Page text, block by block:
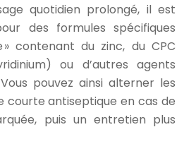
quotidien prolongé, il est
des formules spécifiques
» contenant du zinc, du CPC
ou d’autres agents
pouvez ainsi alterner les
courte antiseptique en cas de
puis un entretien plus